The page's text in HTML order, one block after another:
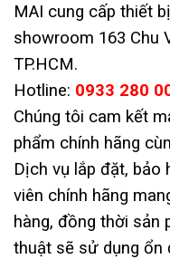
MAI cung cấp thiết bị
showroom 163 Chu
TP.HCM.
Hotline: 0933 280
Chúng tôi cam kết
phẩm chính hãng
Dịch vụ lắp đặt, bảo
viên chính hãng
hàng, đồng thời sản
thuật sẽ sử dụng ổn